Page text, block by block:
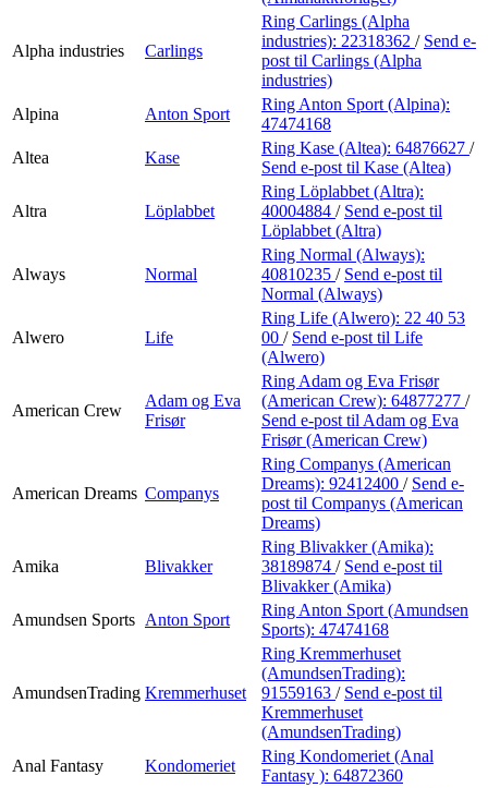
Alpha industries Carlings
Ring Carlings (Alpha
industries): 22318362 / Send e-
post til Carlings (Alpha
industries)
Alpina
Anton Sport
Ring Anton Sport (Alpina):
47474168
Altea
Kase
Ring Kase (Altea): 64876627 /
Send e-post til Kase (Altea)
Altra Löplabbet
Ring Löplabbet (Altra):
40004884 / Send e-post til
Löplabbet (Altra)
Always Normal
Ring Normal (Always):
40810235 / Send e-post til
Normal (Always)
Alwero Life
Ring Life (Alwero): 22 40 53
00 / Send e-post til Life
(Alwero)
American Crew
Adam og Eva
Frisør
Ring Adam og Eva Frisør
(American Crew): 64877277 /
Send e-post til Adam og Eva
Frisør (American Crew)
American Dreams Companys
Ring Companys (American
Dreams): 92412400 / Send e-
post til Companys (American
Dreams)
Amika Blivakker
Ring Blivakker (Amika):
38189874 / Send e-post til
Blivakker (Amika)
Amundsen Sports Anton Sport
Ring Anton Sport (Amundsen
Sports): 47474168
AmundsenTrading Kremmerhuset
Ring Kremmerhuset
(AmundsenTrading):
91559163 / Send e-post til
Kremmerhuset
(AmundsenTrading)
Anal Fantasy
Kondomeriet
Ring Kondomeriet (Anal
Fantasy ): 64872360